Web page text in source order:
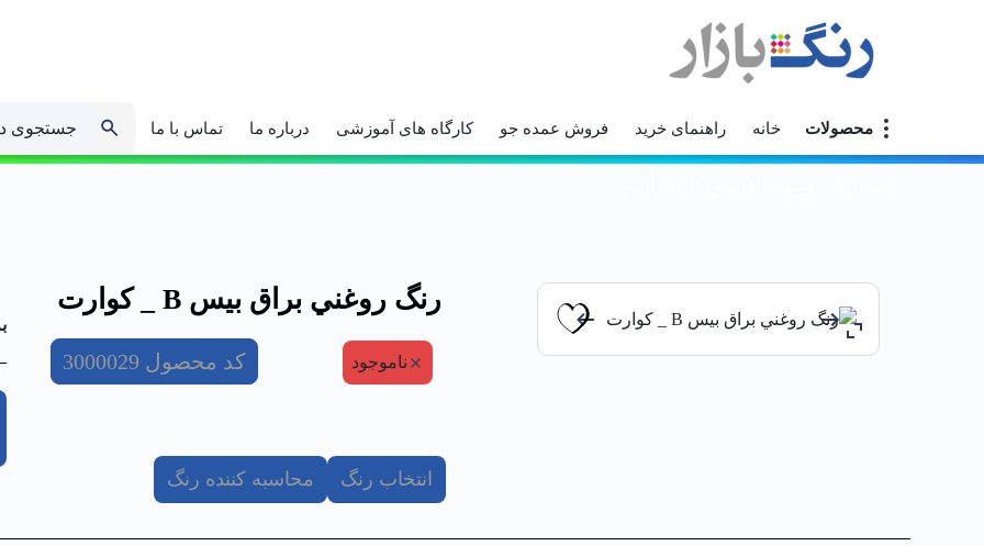
محصولات خانه راهنمای خرید فروش عمده جو کارگاه های آموزشی درباره ما تماس با ما جستجوی
رنگ روغني براق بيس B _ كوارت
ناموجود کد محصول 3000029
انتخاب رنگ محاسبه کننده رنگ